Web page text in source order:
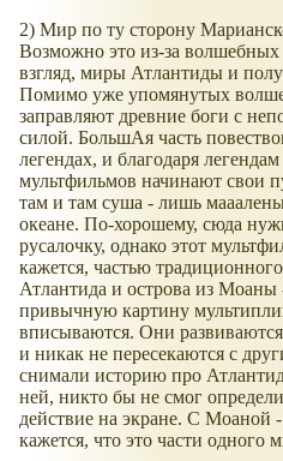
2) Мир по ту сторону
Возможно это из-за
взгляд, миры Атлантиды и
Помимо уже упомянутых
заправляют древние боги с
силой. БольшАя часть
легендах, и благодаря
мультфильмов начинают свои
там и там суша - лишь
океане. По-хорошему, сюда
русалочку, однако этот
кажется, частью
Атлантида и острова из Моаны
привычную картину
вписываются. Они
и никак не пересекаются с
снимали историю про
ней, никто бы не смог
действие на экране. С Моаной
кажется, что это части одного